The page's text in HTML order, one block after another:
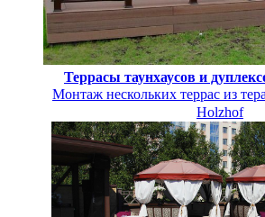
Террасы таунхаусов и
Монтаж нескольких террас из
Holzhof